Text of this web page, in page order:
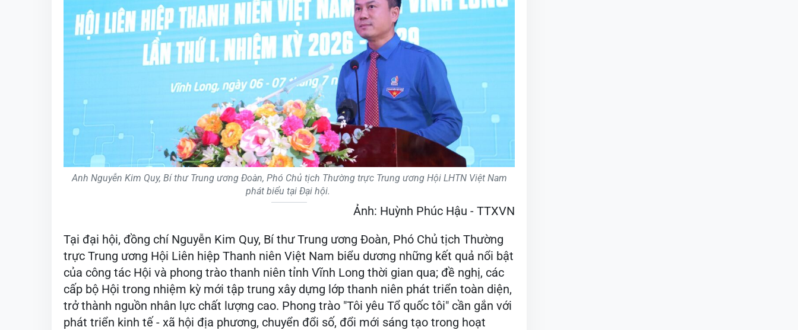
Anh Nguyễn Kim Quy, Bí thư Trung ương Đoàn, Phó Chủ tịch Thường trực Trung ương Hội LHTN Việt Nam
phát biểu tại Đại hội.
Ảnh: Huỳnh Phúc Hậu - TTXVN
Tại đại hội, đồng chí Nguyễn Kim Quy, Bí thư Trung ương Đoàn, Phó Chủ tịch Thường
trực Trung ương Hội Liên hiệp Thanh niên Việt Nam biểu dương những kết quả nổi bật
của công tác Hội và phong trào thanh niên tỉnh Vĩnh Long thời gian qua; đề nghị, các
cấp bộ Hội trong nhiệm kỳ mới tập trung xây dựng lớp thanh niên phát triển toàn diện,
trở thành nguồn nhân lực chất lượng cao. Phong trào "Tôi yêu Tổ quốc tôi" cần gắn với
phát triển kinh tế - xã hội địa phương, chuyển đổi số, đổi mới sáng tạo trong hoạt